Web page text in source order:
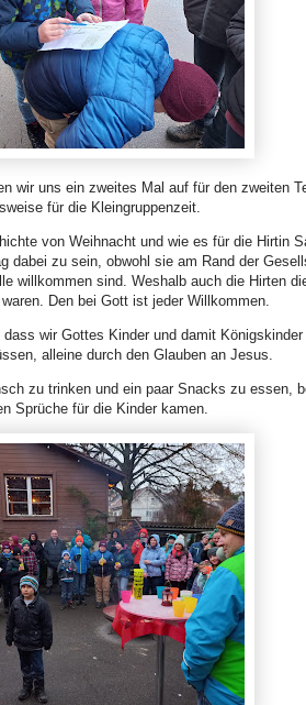
wir uns ein zweites Mal auf für den zweiten
für die Kleingruppenzeit.
von Weihnacht und wie es für die Hirtin
dabei zu sein, obwohl sie am Rand der
willkommen sind. Weshalb auch die Hirten
Den bei Gott ist jeder Willkommen.
wir Gottes Kinder und damit
alleine durch den Glauben an Jesus.
zu trinken und ein paar Snacks zu essen,
Sprüche für die Kinder kamen.